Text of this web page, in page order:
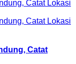
Catat